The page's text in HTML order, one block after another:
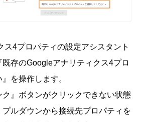
ス4プロパティの設定アシスタント
存のGoogleアナリティクス4プロ
を操作します。
ク』ボタンがクリックできない状態
ルダウンから接続先プロパティを